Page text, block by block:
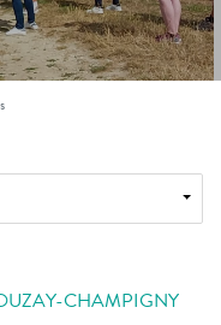
CHAMPIGNY